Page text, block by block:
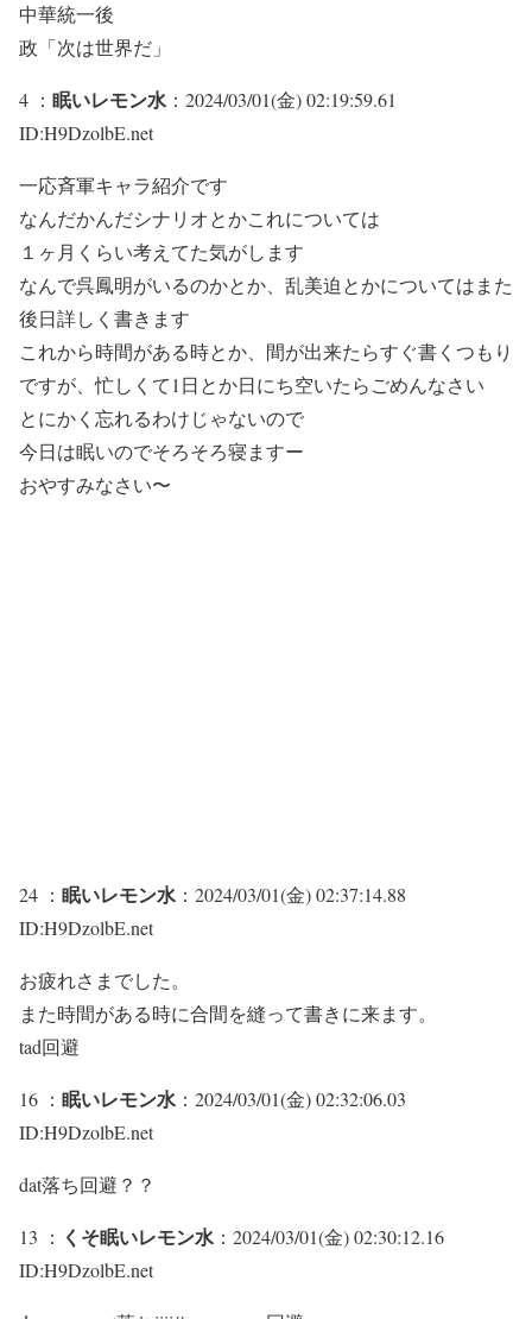
中華統一後
政「次は世界だ」
4 ： 眠いレモン水 ：2024/03/01(金) 02:19:59.61
ID:H9DzolbE.net
一応斉軍キャラ紹介です
なんだかんだシナリオとかこれについては
１ヶ月くらい考えてた気がします
なんで呉鳳明がいるのかとか、乱美迫とかについてはまた
後日詳しく書きます
これから時間がある時とか、間が出来たらすぐ書くつもり
ですが、忙しくて1日とか日にち空いたらごめんなさい
とにかく忘れるわけじゃないので
今日は眠いのでそろそろ寝ますー
おやすみなさい〜
24 ： 眠いレモン水 ：2024/03/01(金) 02:37:14.88
ID:H9DzolbE.net
お疲れさまでした。
また時間がある時に合間を縫って書きに来ます。
tad回避
16 ： 眠いレモン水 ：2024/03/01(金) 02:32:06.03
ID:H9DzolbE.net
dat落ち回避？？
13 ： くそ眠いレモン水 ：2024/03/01(金) 02:30:12.16
ID:H9DzolbE.net